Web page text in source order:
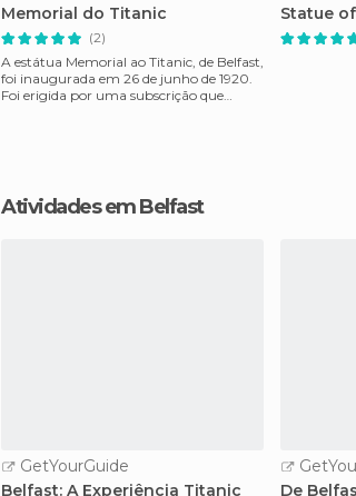
Memorial do Titanic
(2)
A estátua Memorial ao Titanic, de Belfast,
foi inaugurada em 26 de junho de 1920.
Foi erigida por uma subscrição que
Statue
Atividades em Belfast
GetYourGuide
Belfast: A Experiência Titanic
De